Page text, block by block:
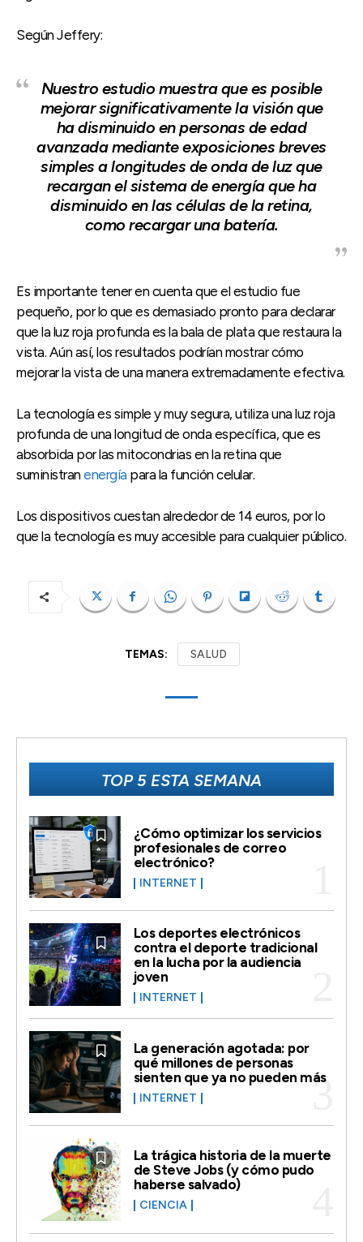
Según Jeffery:
Nuestro estudio muestra que es posible
mejorar significativamente la visión que
ha disminuido en personas de edad
avanzada mediante exposiciones breves
simples a longitudes de onda de luz que
recargan el sistema de energía que ha
disminuido en las células de la retina,
como recargar una batería.
Es importante tener en cuenta que el estudio fue
pequeño, por lo que es demasiado pronto para declarar
que la luz roja profunda es la bala de plata que restaura la
vista. Aún así, los resultados podrían mostrar cómo
mejorar la vista de una manera extremadamente efectiva.
La tecnología es simple y muy segura, utiliza una luz roja
profunda de una longitud de onda específica, que es
absorbida por las mitocondrias en la retina que
suministranenergía para la función celular.
Los dispositivos cuestan alrededor de 14 euros, por lo
que la tecnología es muy accesible para cualquier público.
TEMAS: SALUD
TOP 5 ESTA SEMANA
¿Cómo optimizar los servicios
profesionales de correo
electrónico?
INTERNET
Los deportes electrónicos
contra el deporte tradicional
en la lucha por la audiencia
joven
INTERNET
La generación agotada: por
qué millones de personas
sienten que ya no pueden más
INTERNET
La trágica historia de la muerte
de Steve Jobs (y cómo pudo
haberse salvado)
CIENCIA